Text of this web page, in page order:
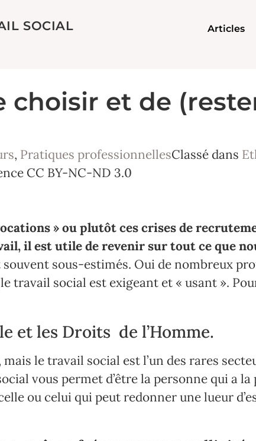
SOCIAL Articles
choisir et de
, Pratiques professionnellesClassé dans
CC BY-NC-ND 3.0
» ou plutôt ces crises de
il est utile de revenir sur tout ce que
sous-estimés. Oui de nombreux
travail social est exigeant et « usant ».
et les Droits de l’Homme.
le travail social est l’un des rares
vous permet d’être la personne qui a
ou celui qui peut redonner une lueur